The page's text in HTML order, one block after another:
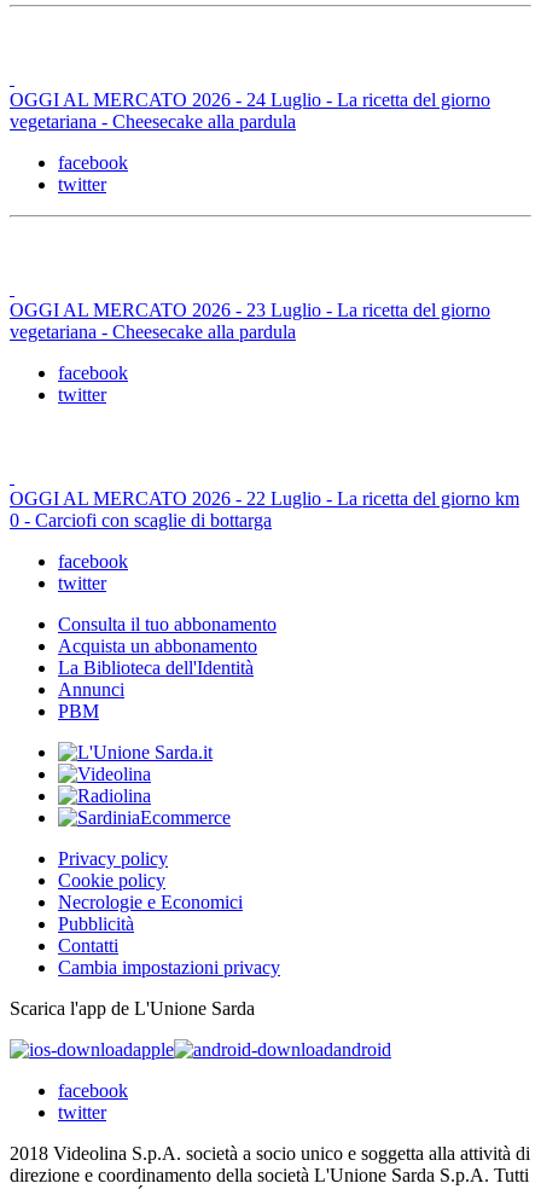
OGGI AL MERCATO 2026 - 24 Luglio - La ricetta del giorno
vegetariana - Cheesecake alla pardula
facebook
twitter
OGGI AL MERCATO 2026 - 23 Luglio - La ricetta del giorno
vegetariana - Cheesecake alla pardula
facebook
twitter
OGGI AL MERCATO 2026 - 22 Luglio - La ricetta del giorno km
0 - Carciofi con scaglie di bottarga
facebook
twitter
Consulta il tuo abbonamento
Acquista un abbonamento
La Biblioteca dell'Identità
Annunci
PBM
Privacy policy
Cookie policy
Necrologie e Economici
Pubblicità
Contatti
Cambia impostazioni privacy
Scarica l'app de L'Unione Sarda
apple
android
facebook
twitter
2018 Videolina S.p.A. società a socio unico e soggetta alla attività di
direzione e coordinamento della società L'Unione Sarda S.p.A. Tutti